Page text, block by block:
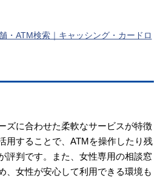
・ATM検索｜キャッシング・カードロ
ズに合わせた柔軟なサービスが特徴
用することで、ATMを操作したり残
評判です。また、女性専用の相談窓
、女性が安心して利用できる環境も